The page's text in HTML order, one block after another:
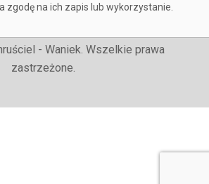
zgodę na ich zapis lub wykorzystanie.
- Waniek. Wszelkie prawa
zastrzeżone.